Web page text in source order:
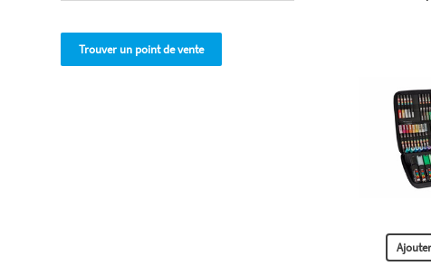
Trouver un point de vente